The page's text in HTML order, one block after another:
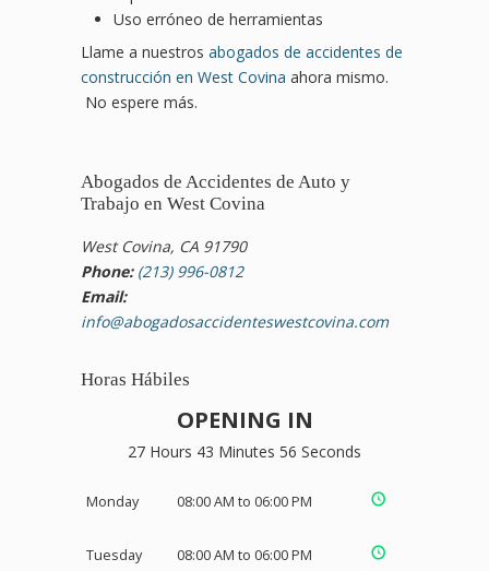
Uso erróneo de herramientas
Llame a nuestros abogados de accidentes de
construcción en West Covina ahora mismo.
No espere más.
Abogados de Accidentes de Auto y
Trabajo en West Covina
West Covina, CA 91790
Phone: (213) 996-0812
Email:
info@abogadosaccidenteswestcovina.com
Horas Hábiles
OPENING IN
27 Hours 43 Minutes 55 Seconds
Monday 08:00 AM to 06:00 PM
Tuesday 08:00 AM to 06:00 PM